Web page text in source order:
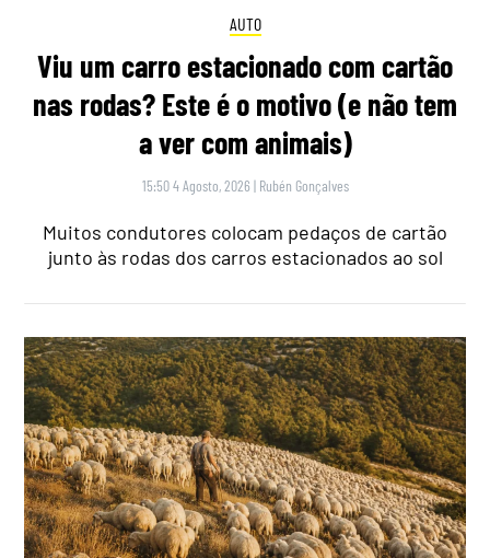
AUTO
Viu um carro estacionado com cartão
nas rodas? Este é o motivo (e não tem
a ver com animais)
15:50 4 Agosto, 2026 | Rubén Gonçalves
Muitos condutores colocam pedaços de cartão
junto às rodas dos carros estacionados ao sol